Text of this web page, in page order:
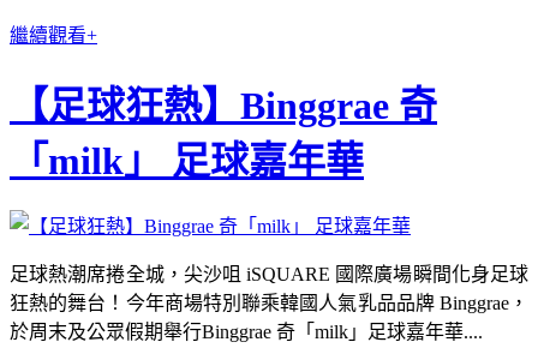
繼續觀看+
【足球狂熱】Binggrae 奇
「milk」 足球嘉年華
足球熱潮席捲全城，尖沙咀 iSQUARE 國際廣場瞬間化身足球
狂熱的舞台！今年商場特別聯乘韓國人氣乳品品牌 Binggrae，
於周末及公眾假期舉行Binggrae 奇「milk」足球嘉年華....